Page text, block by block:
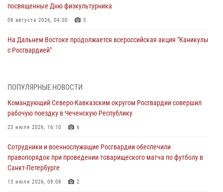
посвященные Дню физкультурника
08 августа 2026, 04:00 5
На Дальнем Востоке продолжается всероссийская акция "Каникулы
с Росгвардией"
Заместитель директора Росгвардии генерал-полковник Владислав
Днем физкультурника
07 августа 2026, 21:01
операция войск правопорядка
07 августа 2026, 15:28 1
В Башкортостане при силовой поддержке спецназа Росгвардии
ПОПУЛЯРНЫЕ НОВОСТИ
Командующий Северо-Кавказским округом Росгвардии совершил
рабочую поездку в Чеченскую Республику
23 июля 2026, 16:10 6
Сотрудники и военнослужащие Росгвардии обеспечили
правопорядок при проведении товарищеского матча по футболу в
Санкт-Петербурге
13 июля 2026, 08:08 2